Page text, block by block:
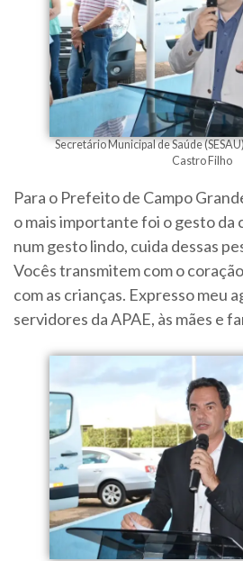
Secretário Municipal de Saúde
Castro Filho
Para o Prefeito de Campo
o mais importante foi o gesto da
num gesto lindo, cuida dessas
Vocês transmitem com o
com as crianças. Expresso meu
servidores da APAE, às mães e